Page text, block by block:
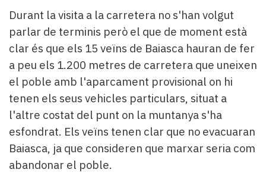
Durant la visita a la carretera no s'han volgut
parlar de terminis però el que de moment està
clar és que els 15 veïns de Baiasca hauran de fer
a peu els 1.200 metres de carretera que uneixen
el poble amb l'aparcament provisional on hi
tenen els seus vehicles particulars, situat a
l'altre costat del punt on la muntanya s'ha
esfondrat. Els veïns tenen clar que no evacuaran
Baiasca, ja que consideren que marxar seria com
abandonar el poble.